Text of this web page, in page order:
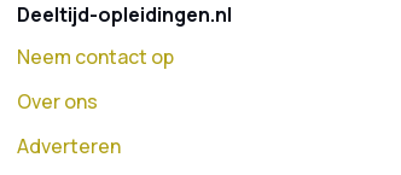
Deeltijd-opleidingen.nl
Neem contact op
Over ons
Adverteren